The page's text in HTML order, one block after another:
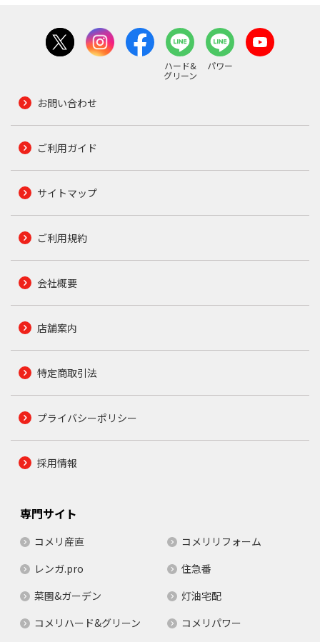
ハード&
グリーン
パワー
お問い合わせ
ご利用ガイド
サイトマップ
ご利用規約
会社概要
店舗案内
特定商取引法
プライバシーポリシー
採用情報
専門サイト
コメリ産直
コメリリフォーム
レンガ.pro
住急番
菜園&ガーデン
灯油宅配
コメリハード&グリーン
コメリパワー